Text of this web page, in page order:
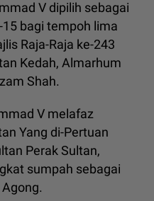
V dipilih sebagai
bagi tempoh lima
Raja-Raja ke-243
Kedah, Almarhum
Shah.
V melafaz
Yang di-Pertuan
Perak Sultan,
sumpah sebagai